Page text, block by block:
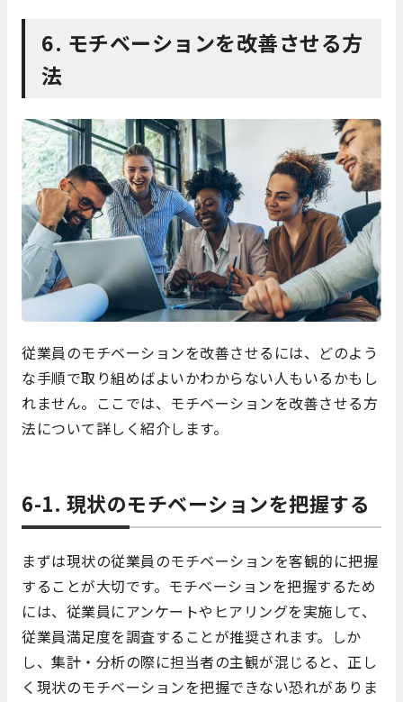
6. モチベーションを改善させる方
法
従業員のモチベーションを改善させるには、どのよう
な手順で取り組めばよいかわからない人もいるかもし
れません。ここでは、モチベーションを改善させる方
法について詳しく紹介します。
6-1. 現状のモチベーションを把握する
まずは現状の従業員のモチベーションを客観的に把握
することが大切です。モチベーションを把握するため
には、従業員にアンケートやヒアリングを実施して、
従業員満足度を調査することが推奨されます。しか
し、集計・分析の際に担当者の主観が混じると、正し
く現状のモチベーションを把握できない恐れがありま